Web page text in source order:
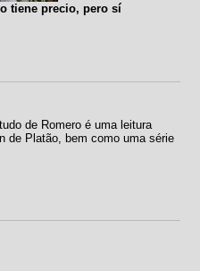
tiene precio, pero sí
de Romero é uma leitura
de Platão, bem como uma série